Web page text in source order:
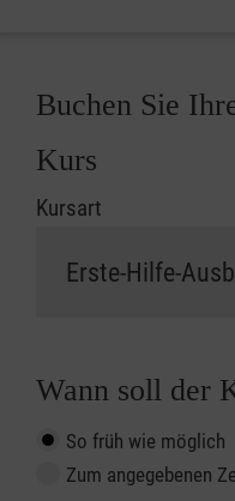
Buchen Sie
Kurs
Kursart
Wann soll der
So früh wie möglich
Zum angegebenen